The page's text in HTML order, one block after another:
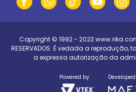
Copyright © 1992 - 2023
RESERVADOS. É vedada a
a expressa autorização da
Powered by